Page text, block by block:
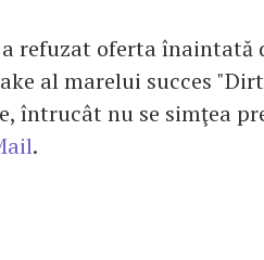
refuzat oferta înaintată
al marelui succes
întrucât nu se simţea
.